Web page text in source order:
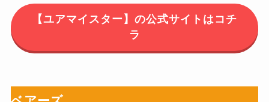
【ユアマイスター】の公式サイトはコチ
ラ